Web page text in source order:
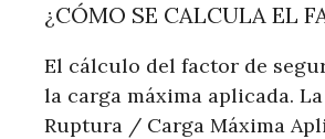
¿CÓMO SE CALCULA EL
El cálculo del factor de
la carga máxima aplicada.
Ruptura / Carga Máxima